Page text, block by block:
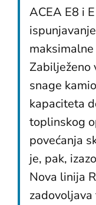
ACEA E8 i
Zabilježeno
snage
kapaciteta
toplinskog
povećanja
je, pak,
Nova linija